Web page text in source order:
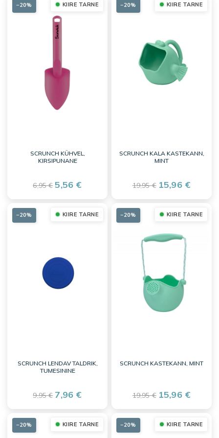
KIIRE TARNE
SCRUNCH KÜHVEL,
KIRSIPUNANE
6,95 € 5,56 €
−20% KIIRE TARNE
SCRUNCH KALA KASTEKANN,
MINT
19,95 € 15,96 €
−20%
KIIRE TARNE
SCRUNCH LENDAV TALDRIK,
TUMESININE
9,95 € 7,96 €
−20% KIIRE TARNE
SCRUNCH KASTEKANN, MINT
19,95 € 15,96 €
−20%
KIIRE TARNE
−20% KIIRE TARNE
−20%